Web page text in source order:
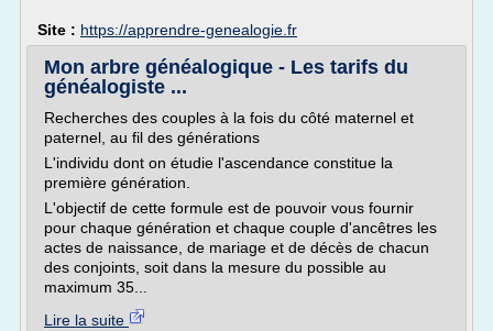
Site : https://apprendre-genealogie.fr
Mon arbre généalogique - Les tarifs du
généalogiste ...
Recherches des couples à la fois du côté maternel et
paternel, au fil des générations
L'individu dont on étudie l'ascendance constitue la
première génération.
L'objectif de cette formule est de pouvoir vous fournir
pour chaque génération et chaque couple d'ancêtres les
actes de naissance, de mariage et de décès de chacun
des conjoints, soit dans la mesure du possible au
maximum 35...
Lire la suite